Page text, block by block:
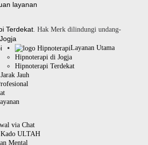
layanan
Terdekat . Hak Merk dilindungi undang-
Layanan Utama
Hipnoterapi di Jogja
Hipnoterapi Terdekat
Jauh
via Chat
ULTAH
Mental